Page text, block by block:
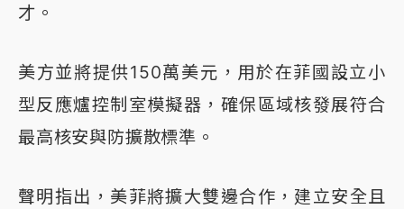
才。
美方並將提供150萬美元，用於在菲國設立小
型反應爐控制室模擬器，確保區域核發展符合
最高核安與防擴散標準。
聲明指出，美菲將擴大雙邊合作，建立安全且